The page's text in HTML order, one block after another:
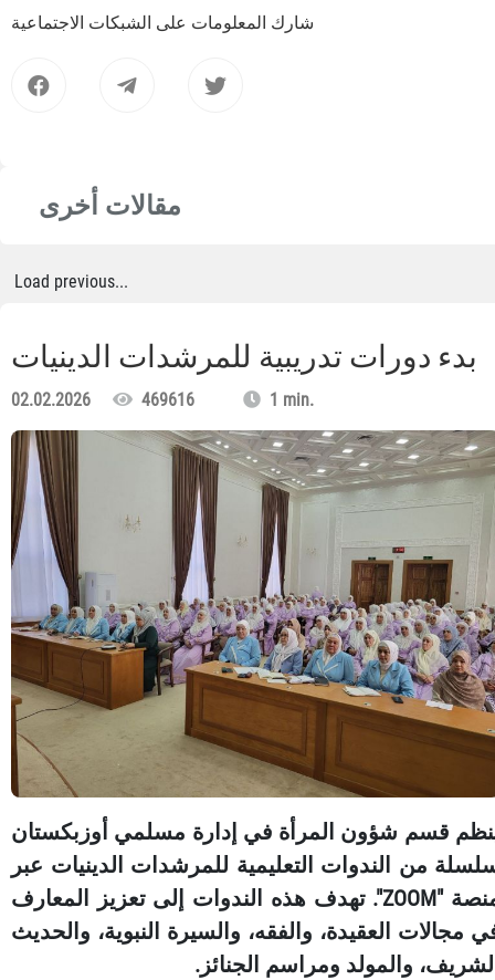
شارك المعلومات على الشبكات الاجتماعية
مقالات أخرى
Load previous...
بدء دورات تدريبية للمرشدات الدينيات
02.02.2026 469616 1 min.
قسم شؤون المرأة في إدارة مسلمي أوزبكستان
من الندوات التعليمية للمرشدات الدينيات عبر
منصة "ZOOM". تهدف هذه الندوات إلى تعزيز المعارف
مجالات العقيدة، والفقه، والسيرة النبوية، والحديث
والمولد ومراسم الجنائز.